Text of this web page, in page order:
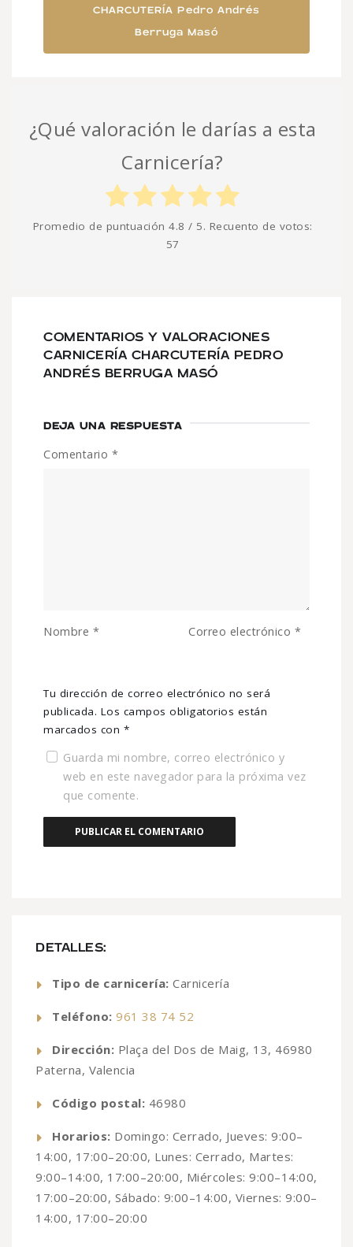
DETALLES:
Tipo de carnicería: Carnicería
Teléfono: 961 38 74 52
Dirección: Plaça del Dos de Maig, 13, 46980
Paterna, Valencia
Código postal: 46980
Horarios: Domingo: Cerrado, Jueves: 9:00–
14:00, 17:00–20:00, Lunes: Cerrado, Martes:
9:00–14:00, 17:00–20:00, Miércoles: 9:00–14:00,
17:00–20:00, Sábado: 9:00–14:00, Viernes: 9:00–
14:00, 17:00–20:00
CHARCUTERÍA Pedro Andrés
Berruga Masó
¿Qué valoración le darías a esta
Carnicería?
Promedio de puntuación 4.8 / 5. Recuento de votos:
57
COMENTARIOS Y VALORACIONES
CARNICERÍA CHARCUTERÍA PEDRO
ANDRÉS BERRUGA MASÓ
DEJA UNA RESPUESTA
Tu dirección de correo electrónico no será
publicada. Los campos obligatorios están
marcados con *
Comentario *
Nombre * Correo electrónico *
Guarda mi nombre, correo electrónico y
web en este navegador para la próxima vez
que comente.